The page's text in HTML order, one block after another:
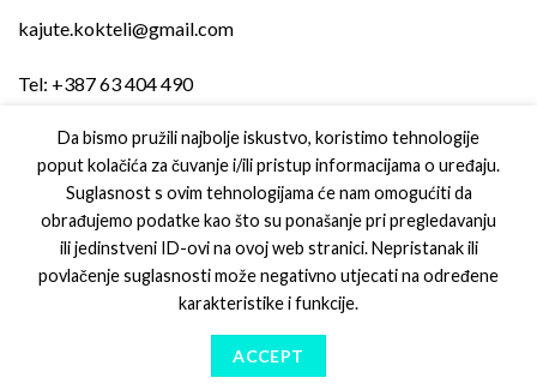
kajute.kokteli@gmail.com
Tel: +387 63 404 490
PODRŠKA
Uvjeti kupovine
Izjava o privatnosti
Copyright 2026 ©Digital Republic d.o.o.
Da bismo pružili najbolje iskustvo, koristimo tehnologije
poput kolačića za čuvanje i/ili pristup informacijama o uređaju.
Suglasnost s ovim tehnologijama će nam omogućiti da
obrađujemo podatke kao što su ponašanje pri pregledavanju
ili jedinstveni ID-ovi na ovoj web stranici. Nepristanak ili
povlačenje suglasnosti može negativno utjecati na određene
karakteristike i funkcije.
ACCEPT